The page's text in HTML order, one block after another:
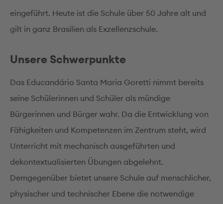
eingeführt. Heute ist die Schule über 50 Jahre alt und
gilt in ganz Brasilien als Exzellenzschule.
Unsere Schwerpunkte
Das Educandário Santa Maria Goretti nimmt bereits
seine Schülerinnen und Schüler als mündige
Bürgerinnen und Bürger wahr. Da die Entwicklung von
Fähigkeiten und Kompetenzen im Zentrum steht, wird
Unterricht mit mechanisch ausgeführten und
dekontextualisierten Übungen abgelehnt.
Demgegenüber bietet unsere Schule auf menschlicher,
physischer und technischer Ebene die notwendige